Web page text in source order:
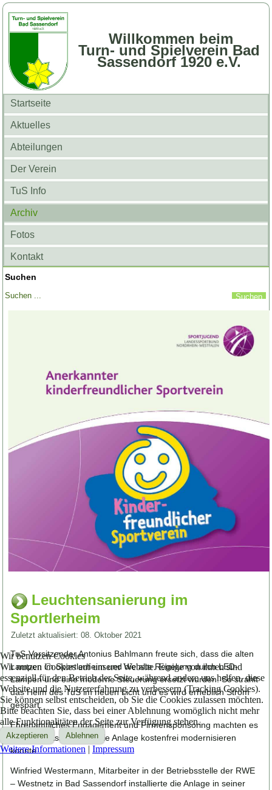
Willkommen beim
Turn- und Spielverein Bad
Sassendorf 1920 e.V.
Startseite
Aktuelles
Abteilungen
Der Verein
TuS Info
Archiv
Fotos
Kontakt
Suchen
Leuchtensanierung im
Sportlerheim
Zuletzt aktualisiert: 08. Oktober 2021
TuS-Vorsitzender Antonius Bahlmann freute sich, dass die alten
Lampen im Sportlerheim und die alte Regelung durch LED-
Lampen und eine moderne Steuerung ersetzt wurden. So strahlt
das Heim des TuS im neuen Licht und es wird erheblich Strom
gespart.
Ehrenamtliches Engagement und Firmensponsoring machten es
möglich, dass der TuS die Anlage kostenfrei modernisieren
konnte.
Winfried Westermann, Mitarbeiter in der Betriebsstelle der RWE
– Westnetz in Bad Sassendorf installierte die Anlage in seiner
Wir benutzen Cookies
Wir nutzen Cookies auf unserer Website. Einige von ihnen sind
essenziell für den Betrieb der Seite, während andere uns helfen, diese
Website und die Nutzererfahrung zu verbessern (Tracking Cookies).
Sie können selbst entscheiden, ob Sie die Cookies zulassen möchten.
Bitte beachten Sie, dass bei einer Ablehnung womöglich nicht mehr
alle Funktionalitäten der Seite zur Verfügung stehen.
Akzeptieren Ablehnen
Weitere Informationen | Impressum